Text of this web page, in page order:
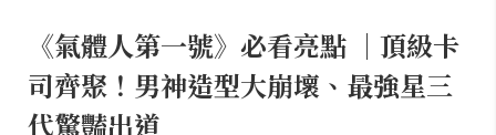
《氣體人第一號》必看亮點 ｜頂級卡
司齊聚！男神造型大崩壞、最強星三
代驚豔出道